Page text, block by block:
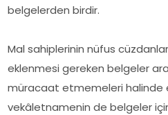
belgelerden birdir.
Mal sahiplerinin nüfus
eklenmesi gereken belgeler
müracaat etmemeleri halinde
vekâletnamenin de belgeler